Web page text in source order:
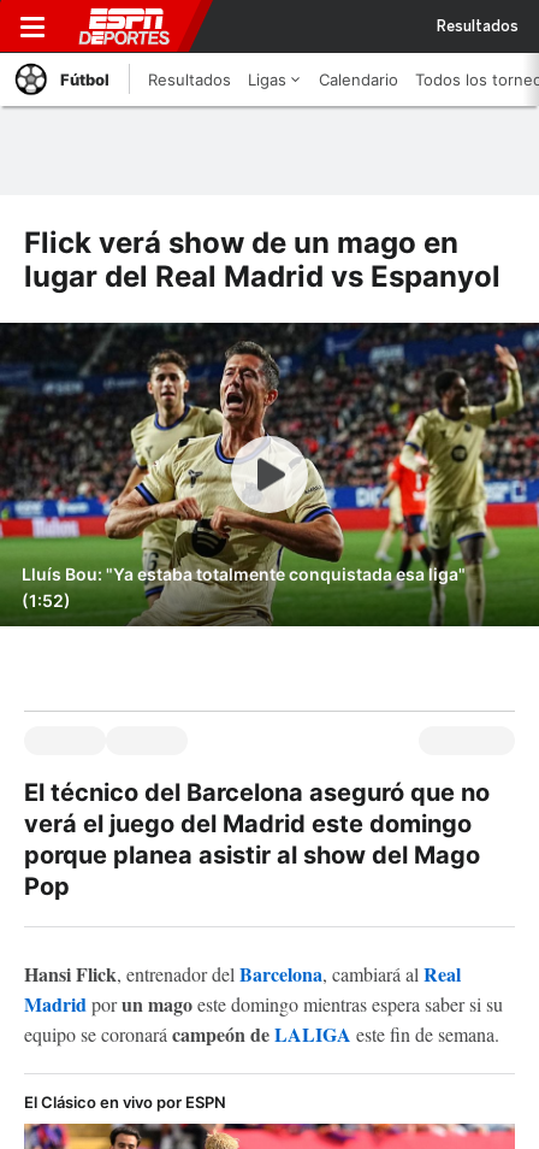
Resultados
Fútbol Resultados Ligas Calendario Todos los
Flick verá show de un mago en
lugar del Real Madrid vs Espanyol
Lluís Bou: "Ya estaba totalmente conquistada esa liga"
(1:52)
El técnico del Barcelona aseguró que no
verá el juego del Madrid este domingo
porque planea asistir al show del Mago
Pop
Hansi Flick, entrenador del Barcelona, cambiará al Real
Madridporun magoeste domingo mientras espera saber si su
equipo se coronará campeón deLALIGA este fin de semana.
El Clásico en vivo por ESPN